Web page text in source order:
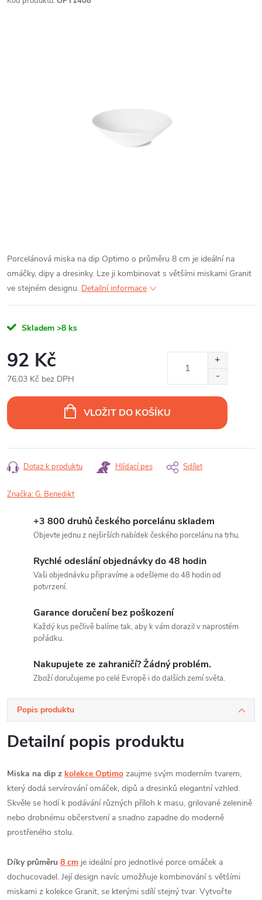
Porcelánová miska na dip Optimo o průměru 8 cm je ideální na
omáčky, dipy a dresinky. Lze ji kombinovat s většími miskami Granit
ve stejném designu. Detailní informace
Skladem >8 ks
92 Kč
76,03 Kč bez DPH
cena:
VLOŽIT DO KOŠÍKU
Dotaz k produktu Hlídací pes Sdílet
Značka:G. Benedikt
+3 800 druhů českého porcelánu skladem
Objevte jednu z nejširších nabídek českého porcelánu na trhu.
Rychlé odeslání objednávky do 48 hodin
Vaši objednávku připravíme a odešleme do 48 hodin od
potvrzení.
Garance doručení bez poškození
Každý kus pečlivě balíme tak, aby k vám dorazil v naprostém
pořádku.
Nakupujete ze zahraničí? Žádný problém.
Zboží doručujeme po celé Evropě i do dalších zemí světa.
Popis produktu
Detailní popis produktu
Miska na dip z kolekce Optimo zaujme svým moderním tvarem,
který dodá servírování omáček, dipů a dresinků elegantní vzhled.
Skvěle se hodí k podávání různých příloh k masu, grilované zelenině
nebo drobnému občerstvení a snadno zapadne do moderně
prostřeného stolu.
Díky průměru 8 cm je ideální pro jednotlivé porce omáček a
dochucovadel. Její design navíc umožňuje kombinování s většími
miskami z kolekce Granit, se kterými sdílí stejný tvar. Vytvořte